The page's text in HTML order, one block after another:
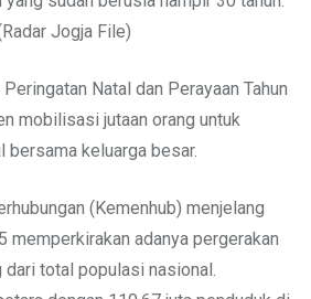
Jogja File)
Peringatan Natal dan Perayaan Tahun
mobilisasi jutaan orang untuk
bersama keluarga besar.
(Kemenhub) menjelang
memperkirakan adanya pergerakan
dari total populasi nasional.